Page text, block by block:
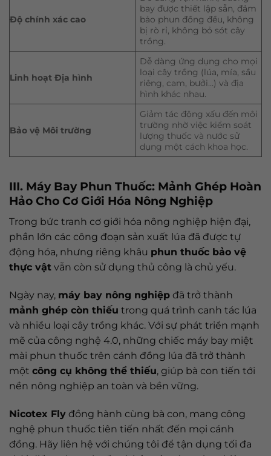
Độ chính xác cao
bay được thiết lập sẵn, đảm
bảo phun đồng đều, không
bị rò rỉ, không bỏ sót cây
trồng.
Linh hoạt Địa hình
Dễ dàng ứng dụng cho mọi
loại cây trồng (lúa, mía, sầu
riêng, cam, bưởi…) và địa
hình khác nhau.
Bảo vệ Môi trường
Giảm tác động xấu đến môi
trường nhờ việc kiểm soát
lượng thuốc và nước sử
dụng một cách khoa học.
III. Máy Bay Phun Thuốc: Mảnh Ghép Hoàn
Hảo Cho Cơ Giới Hóa Nông Nghiệp
Trong bức tranh cơ giới hóa nông nghiệp hiện đại,
phần lớn các công đoạn sản xuất lúa đã được tự
động hóa, nhưng riêng khâu phun thuốc bảo vệ
thực vật vẫn còn sử dụng thủ công là chủ yếu.
Ngày nay, máy bay nông nghiệp đã trở thành
mảnh ghép còn thiếu trong quá trình canh tác lúa
và nhiều loại cây trồng khác. Với sự phát triển mạnh
mẽ của công nghệ 4.0, những chiếc máy bay miệt
mài phun thuốc trên cánh đồng lúa đã trở thành
một công cụ không thể thiếu, giúp bà con tiến tới
nền nông nghiệp an toàn và bền vững.
Nicotex Fly đồng hành cùng bà con, mang công
nghệ phun thuốc tiên tiến nhất đến mọi cánh
đồng. Hãy liên hệ với chúng tôi để tận dụng tối đa